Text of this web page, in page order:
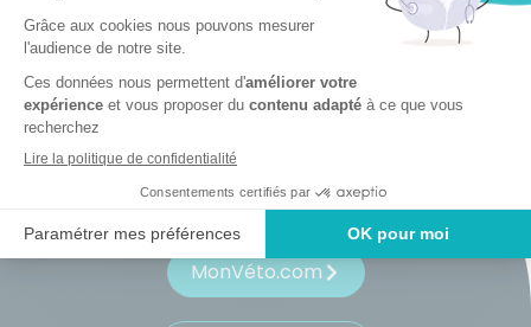
MonVéto.com